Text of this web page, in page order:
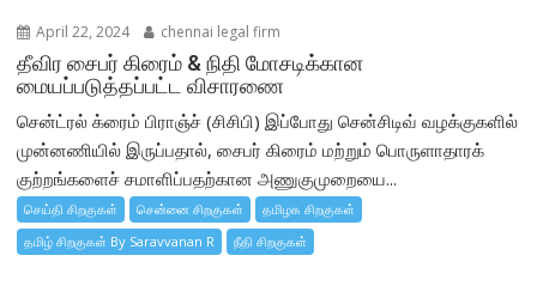
April 22, 2024 chennai legal firm
தீவிர சைபர் கிரைம் & நிதி மோசடிக்கான
மையப்படுத்தப்பட்ட விசாரணை
சென்ட்ரல் க்ரைம் பிராஞ்ச் (சிசிபி) இப்போது சென்சிடிவ் வழக்குகளில்
முன்னணியில் இருப்பதால், சைபர் கிரைம் மற்றும் பொருளாதாரக்
குற்றங்களைச் சமாளிப்பதற்கான அணுகுமுறையை...
செய்தி சிறகுகள் சென்னை சிறகுகள்
தமிழக சிறகுகள்
தமிழ் சிறகுகள் By Saravvanan R
நீதி சிறகுகள்